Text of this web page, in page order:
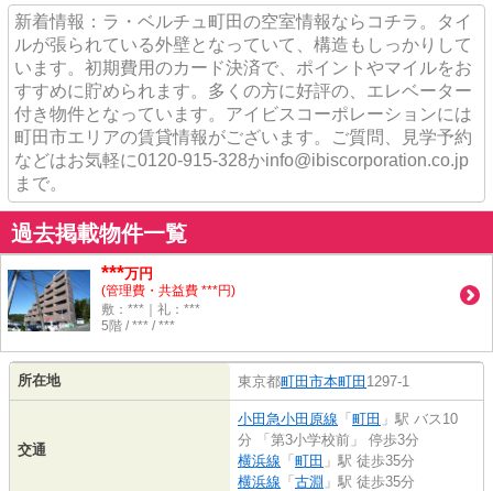
新着情報：ラ・ベルチュ町田の空室情報ならコチラ。タイ
ルが張られている外壁となっていて、構造もしっかりして
います。初期費用のカード決済で、ポイントやマイルをお
すすめに貯められます。多くの方に好評の、エレベーター
付き物件となっています。アイビスコーポレーションには
町田市エリアの賃貸情報がございます。ご質問、見学予約
などはお気軽に0120-915-328かinfo@ibiscorporation.co.jp
まで。
過去掲載物件一覧
***万円
(管理費・共益費 ***円)
敷：***｜礼：***
5階 / *** / ***
所在地 東京都町田市本町田 1297-1
交通
小田急小田原線 「町田 」駅 バス10
分 「第3小学校前」 停歩3分
横浜線 「町田 」駅 徒歩35分
横浜線 「古淵 」駅 徒歩35分